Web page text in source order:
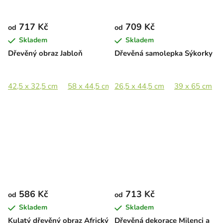
Dřevěný obraz Jabloň
od 717 Kč
Skladem
42,5 x 32,5 cm 58 x 44,5 cm 84,5 x 65 cm
Dřevěná samolepka Sýkorky
od 709 Kč
Skladem
26,5 x 44,5 cm 39 x 65 cm
Kulatý dřevěný obraz Africký
od 586 Kč
Skladem
Dřevěná dekorace Milenci a
od 713 Kč
Skladem